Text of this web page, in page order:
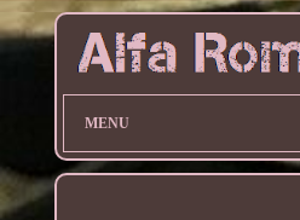
MENU